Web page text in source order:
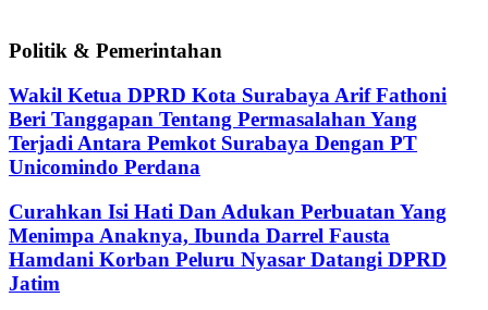
Politik & Pemerintahan
Wakil Ketua DPRD Kota Surabaya Arif Fathoni
Beri Tanggapan Tentang Permasalahan Yang
Terjadi Antara Pemkot Surabaya Dengan PT
Unicomindo Perdana
Curahkan Isi Hati Dan Adukan Perbuatan Yang
Menimpa Anaknya, Ibunda Darrel Fausta
Hamdani Korban Peluru Nyasar Datangi DPRD
Jatim